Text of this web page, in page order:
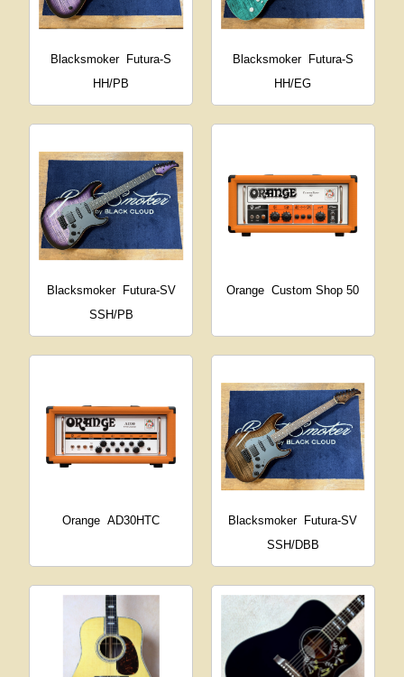
Blacksmoker
Futura-S
HH/PB
Blacksmoker
Futura-S
HH/EG
Blacksmoker
Futura-SV
SSH/PB
Orange Custom Shop 50
Orange AD30HTC Blacksmoker
Futura-SV
SSH/DBB